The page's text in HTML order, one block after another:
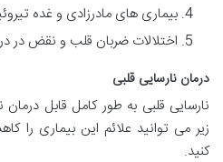
بیماری های مادرزادی و غده
اختلالات ضربان قلب و نقض در
درمان نارسایی قلبی
نارسایی قلبی به طور کامل قابل
زیر می توانید علائم این بیماری را
کنید.